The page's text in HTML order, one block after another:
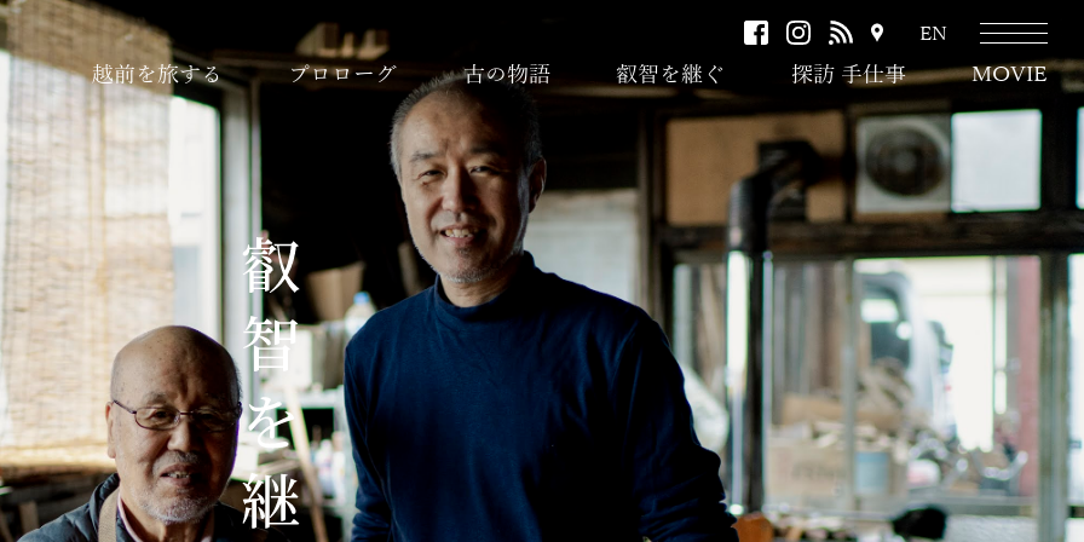
facebookinstagram
RSS
ク
セ
ス
EN
越前を旅する プロローグ 古の物語 叡智を継ぐ 探訪 手仕事 MOVIE